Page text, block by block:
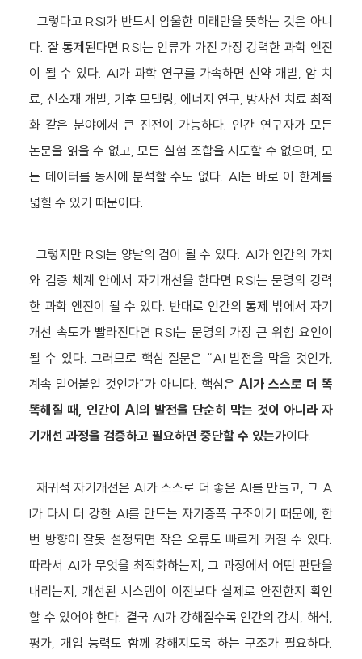
그렇다고 RSI가 반드시 암울한 미래만을 뜻하는 것은 아니
다. 잘 통제된다면 RSI는 인류가 가진 가장 강력한 과학 엔진
이 될 수 있다. AI가 과학 연구를 가속하면 신약 개발, 암 치
료, 신소재 개발, 기후 모델링, 에너지 연구, 방사선 치료 최적
화 같은 분야에서 큰 진전이 가능하다. 인간 연구자가 모든
논문을 읽을 수 없고, 모든 실험 조합을 시도할 수 없으며, 모
든 데이터를 동시에 분석할 수도 없다. AI는 바로 이 한계를
넓힐 수 있기 때문이다.
그렇지만 RSI는 양날의 검이 될 수 있다. AI가 인간의 가치
와 검증 체계 안에서 자기개선을 한다면 RSI는 문명의 강력
한 과학 엔진이 될 수 있다. 반대로 인간의 통제 밖에서 자기
개선 속도가 빨라진다면 RSI는 문명의 가장 큰 위험 요인이
될 수 있다. 그러므로 핵심 질문은 “AI 발전을 막을 것인가,
계속 밀어붙일 것인가”가 아니다. 핵심은 AI가 스스로 더 똑
똑해질 때, 인간이 AI의 발전을 단순히 막는 것이 아니라 자
기개선 과정을 검증하고 필요하면 중단할 수 있는가이다.
재귀적 자기개선은 AI가 스스로 더 좋은 AI를 만들고, 그 A
I가 다시 더 강한 AI를 만드는 자기증폭 구조이기 때문에, 한
번 방향이 잘못 설정되면 작은 오류도 빠르게 커질 수 있다.
따라서 AI가 무엇을 최적화하는지, 그 과정에서 어떤 판단을
내리는지, 개선된 시스템이 이전보다 실제로 안전한지 확인
할 수 있어야 한다. 결국 AI가 강해질수록 인간의 감시, 해석,
평가, 개입 능력도 함께 강해지도록 하는 구조가 필요하다.